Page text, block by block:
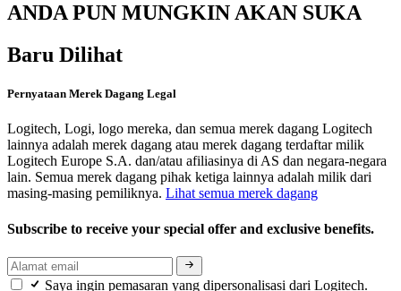
ANDA PUN MUNGKIN AKAN SUKA
Baru Dilihat
Pernyataan Merek Dagang Legal
Logitech, Logi, logo mereka, dan semua merek dagang Logitech
lainnya adalah merek dagang atau merek dagang terdaftar milik
Logitech Europe S.A. dan/atau afiliasinya di AS dan negara-negara
lain. Semua merek dagang pihak ketiga lainnya adalah milik dari
masing-masing pemiliknya. Lihat semua merek dagang
Subscribe to receive your special offer and exclusive benefits.
Saya ingin pemasaran yang dipersonalisasi dari Logitech.